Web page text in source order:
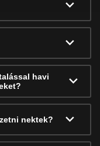
havi
nektek?